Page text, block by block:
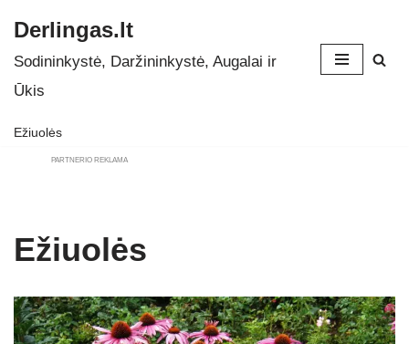
Skip
to
Derlingas.lt
Sodininkystė, Daržininkystė, Augalai ir
Ūkis
Ežiuolės
PARTNERIO REKLAMA
Ežiuolės